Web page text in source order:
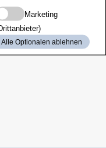
Arbeitsstuhl
Marketing
Alle Optionalen ablehnen